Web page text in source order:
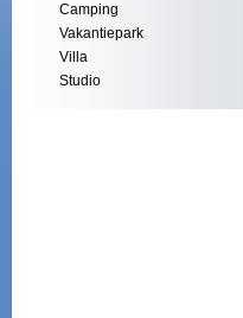
Camping
Vakantiepark
Villa
Studio